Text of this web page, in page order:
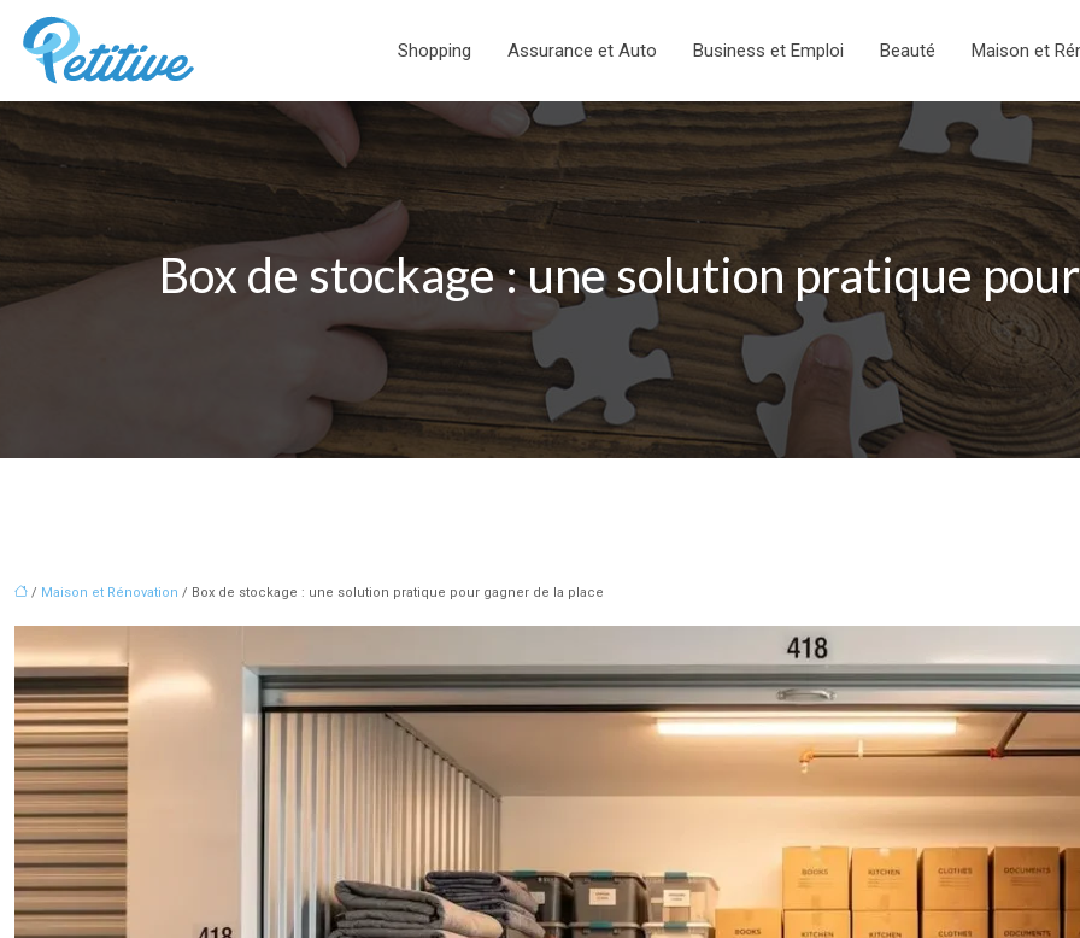
Shopping Assurance et Auto Business et Emploi Beauté Maison et
Box de stockage : une solution pratique
/ Maison et Rénovation / Box de stockage : une solution pratique pour gagner de la place